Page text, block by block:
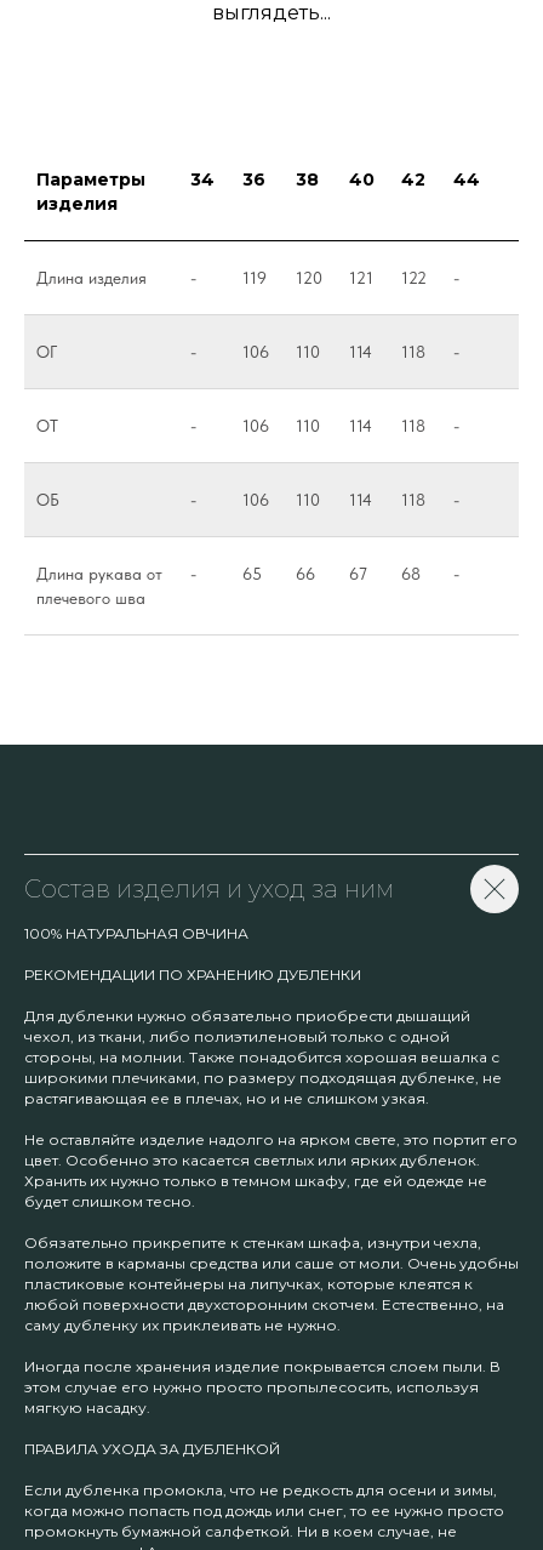
выглядеть...
Параметры
изделия
34 36 38 40 42 44
Длина изделия - 119 120 121 122 -
ОГ - 106 110 114 118 -
ОТ - 106 110 114 118 -
ОБ - 106 110 114 118 -
Длина рукава от
плечевого шва
- 65 66 67 68 -
Состав изделия и уход за ним
100% НАТУРАЛЬНАЯ ОВЧИНА
РЕКОМЕНДАЦИИ ПО ХРАНЕНИЮ ДУБЛЕНКИ
Для дубленки нужно обязательно приобрести дышащий
чехол, из ткани, либо полиэтиленовый только с одной
стороны, на молнии. Также понадобится хорошая вешалка с
широкими плечиками, по размеру подходящая дубленке, не
растягивающая ее в плечах, но и не слишком узкая.
Не оставляйте изделие надолго на ярком свете, это портит его
цвет. Особенно это касается светлых или ярких дубленок.
Хранить их нужно только в темном шкафу, где ей одежде не
будет слишком тесно.
Обязательно прикрепите к стенкам шкафа, изнутри чехла,
положите в карманы средства или саше от моли. Очень удобны
пластиковые контейнеры на липучках, которые клеятся к
любой поверхности двухсторонним скотчем. Естественно, на
саму дубленку их приклеивать не нужно.
Иногда после хранения изделие покрывается слоем пыли. В
этом случае его нужно просто пропылесосить, используя
мягкую насадку.
ПРАВИЛА УХОДА ЗА ДУБЛЕНКОЙ
Если дубленка промокла, что не редкость для осени и зимы,
когда можно попасть под дождь или снег, то ее нужно просто
промокнуть бумажной салфеткой. Ни в коем случае, не